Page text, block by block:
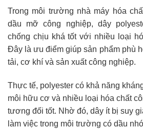
Trong môi trường nhà máy hóa
dầu mỡ công nghiệp, dây
chống chịu khá tốt với nhiều loại
Đây là ưu điểm giúp sản phẩm phù
tải, cơ khí và sản xuất công nghiệp.
Thực tế, polyester có khả năng
môi hữu cơ và nhiều loại hóa chất
tương đối tốt. Nhờ đó, dây ít bị suy
làm việc trong môi trường có dầu